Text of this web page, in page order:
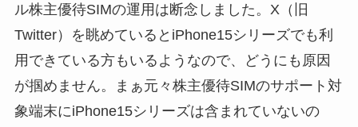
ル株主優待SIMの運用は断念しました。X（旧
Twitter）を眺めているとiPhone15シリーズでも利
用できている方もいるようなので、どうにも原因
が掴めません。まぁ元々株主優待SIMのサポート対
象端末にiPhone15シリーズは含まれていないの